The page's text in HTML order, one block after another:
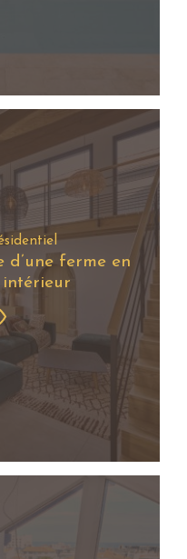
d’une ferme en
intérieur